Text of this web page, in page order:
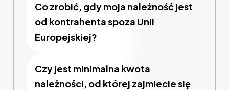
Co zrobić, gdy moja należność jest
od kontrahenta spoza Unii
Europejskiej?
Czy jest minimalna kwota
należności, od której zajmiecie się